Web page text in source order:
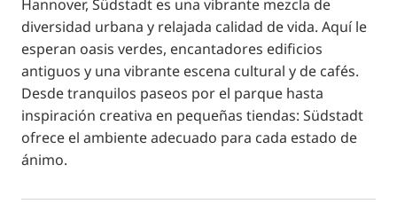
Hannover, Südstadt es una vibrante mezcla de
diversidad urbana y relajada calidad de vida. Aquí le
esperan oasis verdes, encantadores edificios
antiguos y una vibrante escena cultural y de cafés.
Desde tranquilos paseos por el parque hasta
inspiración creativa en pequeñas tiendas: Südstadt
ofrece el ambiente adecuado para cada estado de
ánimo.